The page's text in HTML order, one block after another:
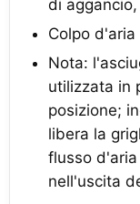
di
Colpo
Nota:
utilizzata in
posizione;
libera la
flusso
nell'uscita